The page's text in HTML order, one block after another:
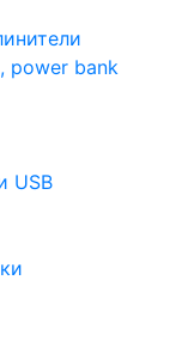
power bank
USB